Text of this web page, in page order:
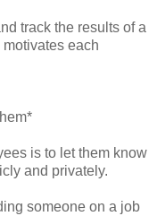
track the results of a
each
is to let them know
and privately.
someone on a job